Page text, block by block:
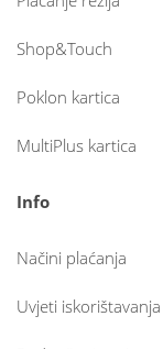
Shop&Touch
Poklon kartica
MultiPlus kartica
Info
Načini plaćanja
Uvjeti